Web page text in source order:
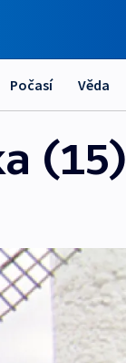
Počasí Věda
(15)